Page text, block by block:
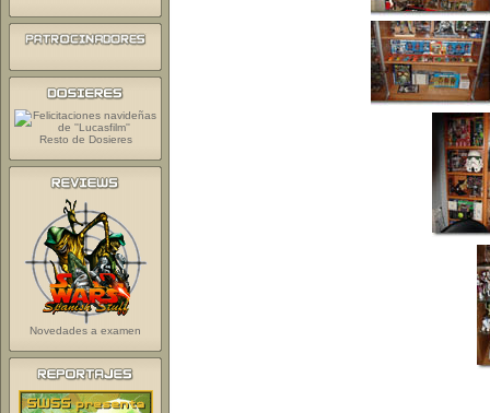
Resto de Dosieres
Novedades a examen